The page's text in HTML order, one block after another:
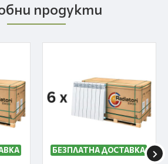
продукти
БЕЗПЛАТНА ДОСТАВКА